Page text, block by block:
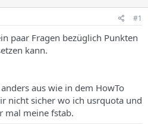
#1
paar Fragen bezüglich Punkten
kann.
aus wie in dem HowTo
nicht sicher wo ich usrquota und
mal meine fstab.